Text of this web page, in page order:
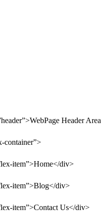
Header
container”>
item”>Home</div>
item”>Blog</div>
item”>Contact Us</div>